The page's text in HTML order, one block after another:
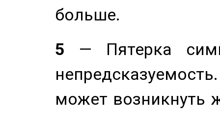
больше.
5 — Пятерка
может возникнуть